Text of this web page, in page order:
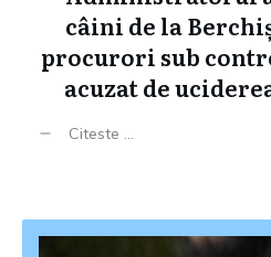
câini de la
procurori sub
acuzat de
Citeste ...